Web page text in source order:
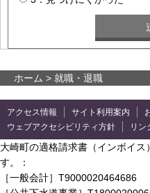
ホーム > 就職・退職
アクセス情報 サイト利用案内
ウェブアクセシビリティ方針
リン
大崎町の適格請求書（インボイ
す。：
［一般会計］